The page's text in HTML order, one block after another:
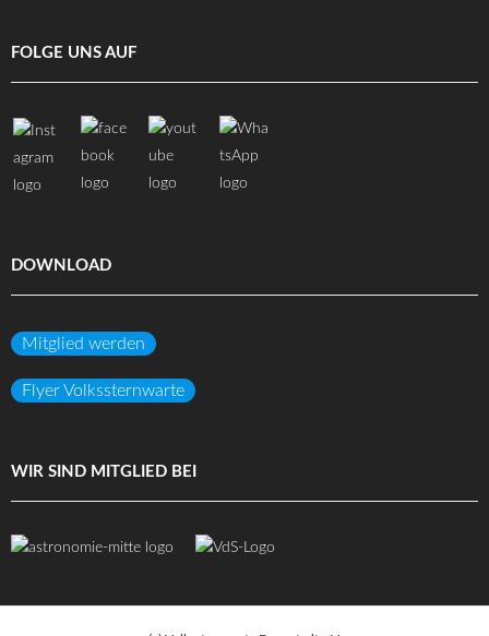
FOLGE UNS AUF
DOWNLOAD
Mitglied werden
Flyer Volkssternwarte
WIR SIND MITGLIED BEI